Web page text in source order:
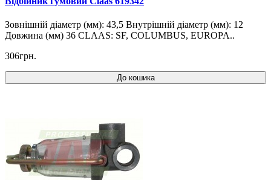
Зовнішній діаметр (мм): 43,5 Внутрішній діаметр (мм): 12
Довжина (мм) 36 CLAAS: SF, COLUMBUS, EUROPA..
306грн.
До кошика